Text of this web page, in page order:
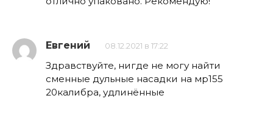
Евгений 08.12.2021 в 17:22
Здравствуйте, нигде не могу найти
сменные дульные насадки на мр155
20калибра, удлинённые